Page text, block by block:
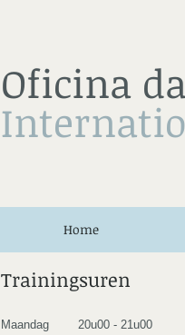
Oficina
Home
​Trainingsuren
Maandag 20u00 - 21u00